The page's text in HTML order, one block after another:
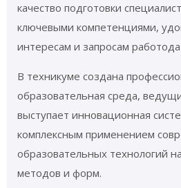
качество подготовки
ключевыми компетенциями,
интересам и запросам
В техникуме создана
образовательная среда,
выступает инновационная
комплексным применением
образовательных технологий
методов и форм.